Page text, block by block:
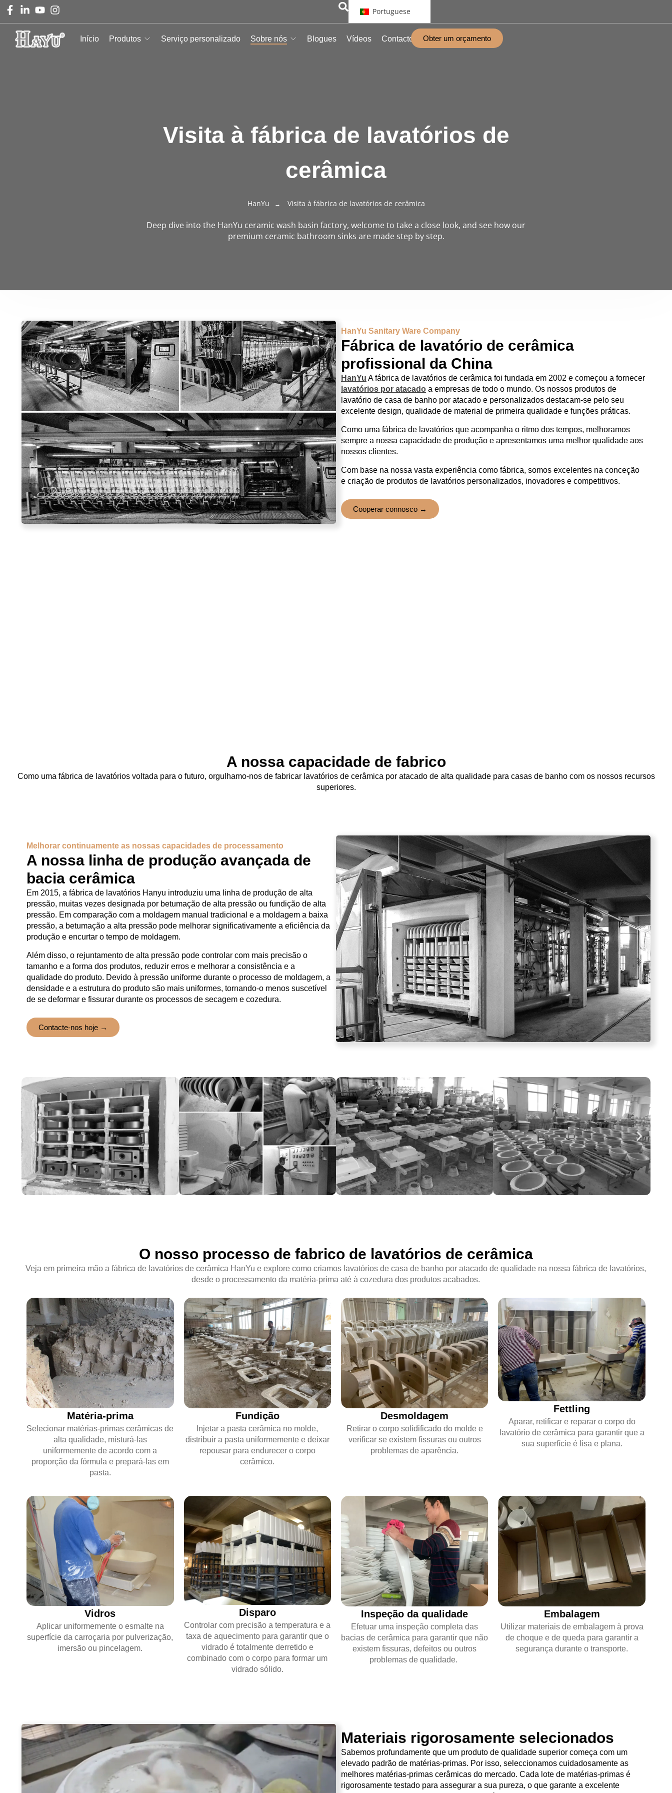
Portuguese
Início Produtos Serviço personalizado Sobre nós Blogues Vídeos Contacto Obter um orçamento
Visita à fábrica de lavatórios de
cerâmica
HanYu Visita à fábrica de lavatórios de cerâmica
Deep dive into the HanYu ceramic wash basin factory, welcome to take a close look, and see how our
premium ceramic bathroom sinks are made step by step.
HanYu Sanitary Ware Company
Fábrica de lavatório de cerâmica
profissional da China
HanYu A fábrica de lavatórios de cerâmica foi fundada em 2002 e começou a fornecer
lavatórios por atacadoa empresas de todo o mundo. Os nossos produtos de
lavatório de casa de banho por atacado e personalizados destacam-se pelo seu
excelente design, qualidade de material de primeira qualidade e funções práticas.
Como uma fábrica de lavatórios que acompanha o ritmo dos tempos, melhoramos
sempre a nossa capacidade de produção e apresentamos uma melhor qualidade aos
nossos clientes.
Com base na nossa vasta experiência como fábrica, somos excelentes na conceção
e criação de produtos de lavatórios personalizados, inovadores e competitivos.
Cooperar connosco →
A nossa capacidade de fabrico
Como uma fábrica de lavatórios voltada para o futuro, orgulhamo-nos de fabricar lavatórios de cerâmica por atacado de alta qualidade para casas de banho com os nossos recursos
superiores.
Melhorar continuamente as nossas capacidades de processamento
A nossa linha de produção avançada de
bacia cerâmica
Em 2015, a fábrica de lavatórios Hanyu introduziu uma linha de produção de alta
pressão, muitas vezes designada por betumação de alta pressão ou fundição de alta
pressão. Em comparação com a moldagem manual tradicional e a moldagem a baixa
pressão, a betumação a alta pressão pode melhorar significativamente a eficiência da
produção e encurtar o tempo de moldagem.
Além disso, o rejuntamento de alta pressão pode controlar com mais precisão o
tamanho e a forma dos produtos, reduzir erros e melhorar a consistência e a
qualidade do produto. Devido à pressão uniforme durante o processo de moldagem, a
densidade e a estrutura do produto são mais uniformes, tornando-o menos suscetível
de se deformar e fissurar durante os processos de secagem e cozedura.
Contacte-nos hoje →
O nosso processo de fabrico de lavatórios de cerâmica
Veja em primeira mão a fábrica de lavatórios de cerâmica HanYu e explore como criamos lavatórios de casa de banho por atacado de qualidade na nossa fábrica de lavatórios,
desde o processamento da matéria-prima até à cozedura dos produtos acabados.
Matéria-prima
Selecionar matérias-primas cerâmicas de
alta qualidade, misturá-las
uniformemente de acordo com a
proporção da fórmula e prepará-las em
pasta.
Fundição
Injetar a pasta cerâmica no molde,
distribuir a pasta uniformemente e deixar
repousar para endurecer o corpo
cerâmico.
Desmoldagem
Retirar o corpo solidificado do molde e
verificar se existem fissuras ou outros
problemas de aparência.
Fettling
Aparar, retificar e reparar o corpo do
lavatório de cerâmica para garantir que a
sua superfície é lisa e plana.
Vidros
Aplicar uniformemente o esmalte na
superfície da carroçaria por pulverização,
imersão ou pincelagem.
Disparo
Controlar com precisão a temperatura e a
taxa de aquecimento para garantir que o
vidrado é totalmente derretido e
combinado com o corpo para formar um
vidrado sólido.
Inspeção da qualidade
Efetuar uma inspeção completa das
bacias de cerâmica para garantir que não
existem fissuras, defeitos ou outros
problemas de qualidade.
Embalagem
Utilizar materiais de embalagem à prova
de choque e de queda para garantir a
segurança durante o transporte.
Materiais rigorosamente selecionados
Sabemos profundamente que um produto de qualidade superior começa com um
elevado padrão de matérias-primas. Por isso, seleccionamos cuidadosamente as
melhores matérias-primas cerâmicas do mercado. Cada lote de matérias-primas é
rigorosamente testado para assegurar a sua pureza, o que garante a excelente